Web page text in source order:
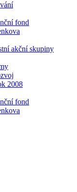
fond
akční skupiny
2008
fond